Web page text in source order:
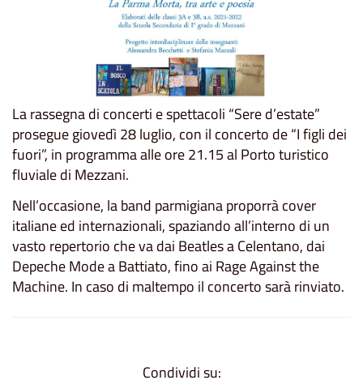
La rassegna di concerti e spettacoli “Sere d’estate”
prosegue giovedì 28 luglio, con il concerto de “I figli dei
fuori”, in programma alle ore 21.15 al Porto turistico
fluviale di Mezzani.
Nell’occasione, la band parmigiana proporrà cover
italiane ed internazionali, spaziando all’interno di un
vasto repertorio che va dai Beatles a Celentano, dai
Depeche Mode a Battiato, fino ai Rage Against the
Machine. In caso di maltempo il concerto sarà rinviato.
Condividi su: